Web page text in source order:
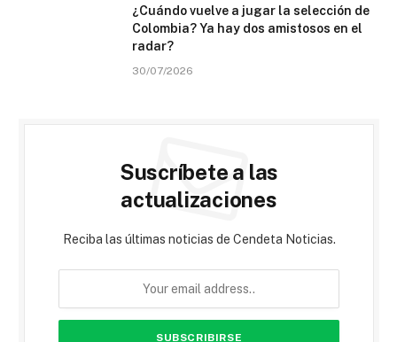
¿Cuándo vuelve a jugar la selección de
Colombia? Ya hay dos amistosos en el
radar?
30/07/2026
Suscríbete a las
actualizaciones
Reciba las últimas noticias de Cendeta Noticias.